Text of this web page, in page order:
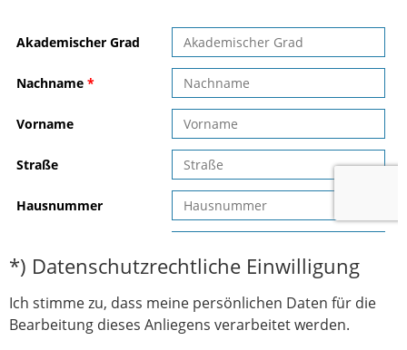
*) Datenschutzrechtliche Einwilligung
Ich stimme zu, dass meine persönlichen Daten für die
Bearbeitung dieses Anliegens verarbeitet werden.